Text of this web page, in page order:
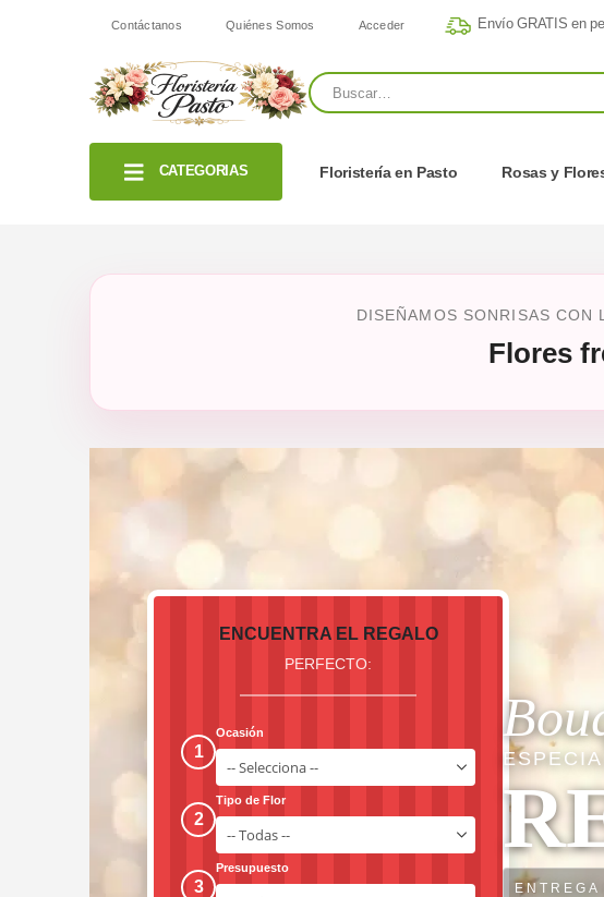
Contáctanos Quiénes Somos Acceder Envío GRATIS en
CATEGORIAS Floristería en Pasto Rosas y
DISEÑAMOS SONRISAS CON
Flores
ENCUENTRA EL REGALO
PERFECTO:
1
Ocasión
2
Tipo de Flor
3
Presupuesto
ENTREGA